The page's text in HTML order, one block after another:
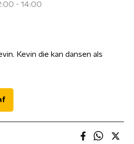
- 14:00
Kevin die kan dansen als